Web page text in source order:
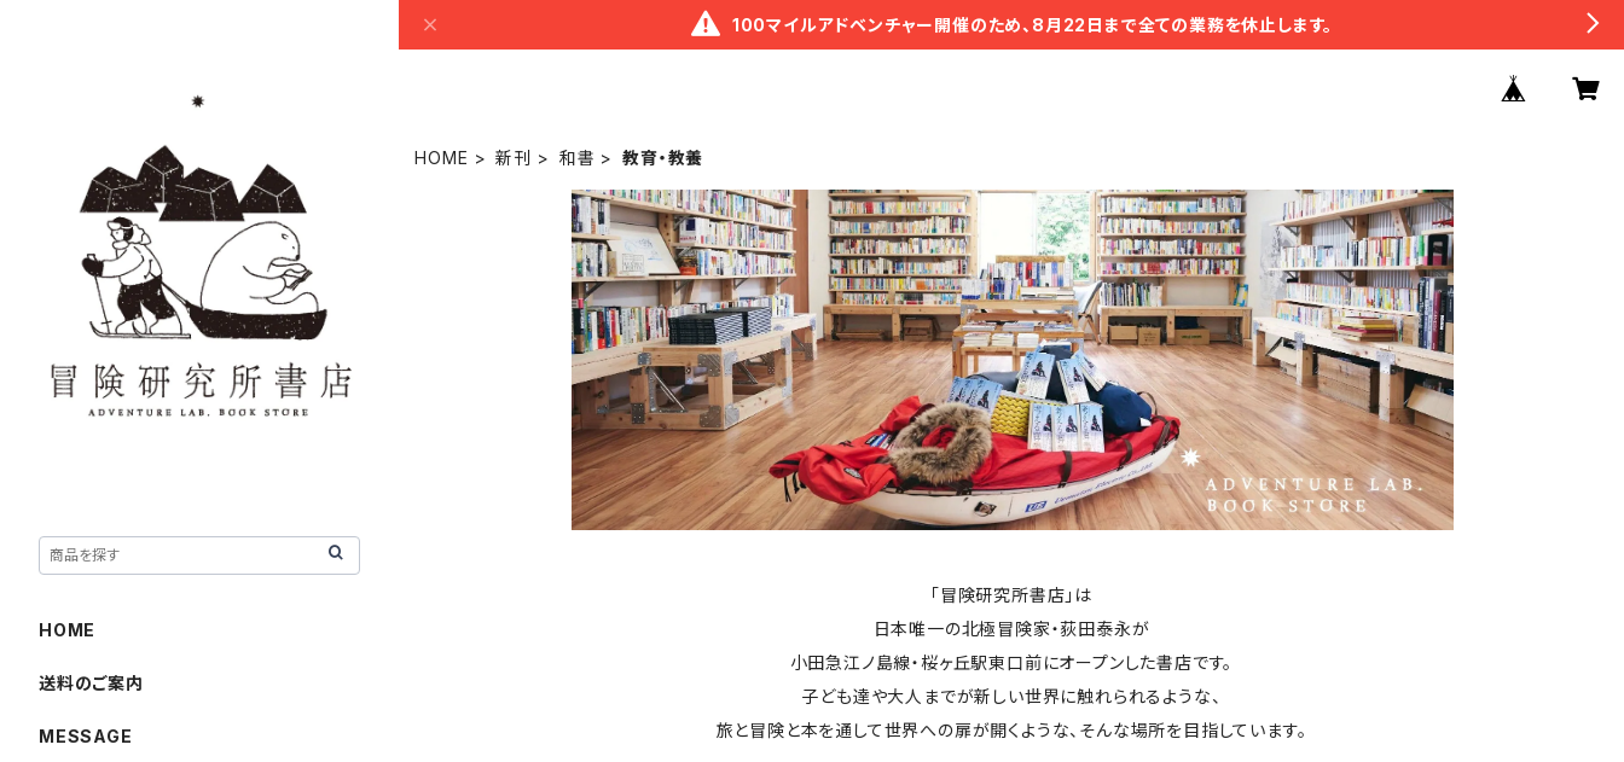
100マイルアドベンチャー開催のため、8月22日まで全ての業務を休止します。
HOME 新刊 和書 教育・教養
「冒険研究所書店」は
日本唯一の北極冒険家・荻田泰永が
小田急江ノ島線・桜ヶ丘駅東口前にオープンした書店です。
子ども達や大人までが新しい世界に触れられるような、
旅と冒険と本を通して世界への扉が開くような、そんな場所を目指しています。
HOME
送料のご案内
MESSAGE